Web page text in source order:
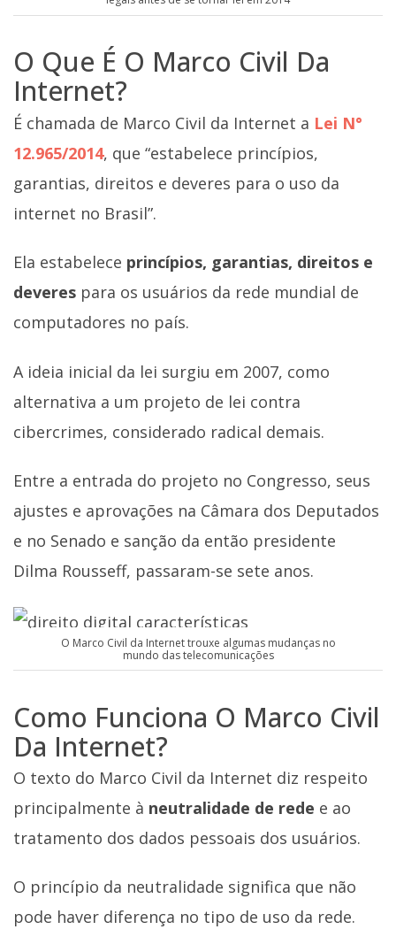
O Que É O Marco Civil Da
Internet?
É chamada de Marco Civil da Internet a Lei N°
12.965/2014, que “estabelece princípios,
garantias, direitos e deveres para o uso da
internet no Brasil”.
Ela estabelece princípios, garantias, direitos e
deveres para os usuários da rede mundial de
computadores no país.
A ideia inicial da lei surgiu em 2007, como
alternativa a um projeto de lei contra
cibercrimes, considerado radical demais.
Entre a entrada do projeto no Congresso, seus
ajustes e aprovações na Câmara dos Deputados
e no Senado e sanção da então presidente
Dilma Rousseff, passaram-se sete anos.
O Marco Civil da Internet trouxe algumas mudanças no
mundo das telecomunicações
Como Funciona O Marco Civil
Da Internet?
O texto do Marco Civil da Internet diz respeito
principalmente à neutralidade de rede e ao
tratamento dos dados pessoais dos usuários.
O princípio da neutralidade significa que não
pode haver diferença no tipo de uso da rede.